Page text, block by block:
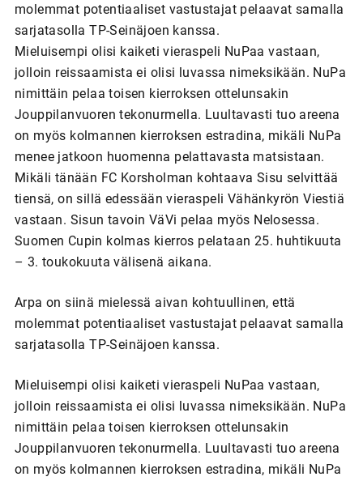
molemmat potentiaaliset vastustajat pelaavat samalla
sarjatasolla TP-Seinäjoen kanssa.
Mieluisempi olisi kaiketi vieraspeli NuPaa vastaan,
jolloin reissaamista ei olisi luvassa nimeksikään. NuPa
nimittäin pelaa toisen kierroksen ottelunsakin
Jouppilanvuoren tekonurmella. Luultavasti tuo areena
on myös kolmannen kierroksen estradina, mikäli NuPa
menee jatkoon huomenna pelattavasta matsistaan.
Mikäli tänään FC Korsholman kohtaava Sisu selvittää
tiensä, on sillä edessään vieraspeli Vähänkyrön Viestiä
vastaan. Sisun tavoin VäVi pelaa myös Nelosessa.
Suomen Cupin kolmas kierros pelataan 25. huhtikuuta
– 3. toukokuuta välisenä aikana.
Arpa on siinä mielessä aivan kohtuullinen, että
molemmat potentiaaliset vastustajat pelaavat samalla
sarjatasolla TP-Seinäjoen kanssa.
Mieluisempi olisi kaiketi vieraspeli NuPaa vastaan,
jolloin reissaamista ei olisi luvassa nimeksikään. NuPa
nimittäin pelaa toisen kierroksen ottelunsakin
Jouppilanvuoren tekonurmella. Luultavasti tuo areena
on myös kolmannen kierroksen estradina, mikäli NuPa